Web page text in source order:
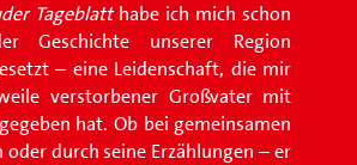
Tageblatthabe ich mich schon
Geschichte unserer Region
– eine Leidenschaft, die mir
verstorbener Großvater mit
hat. Ob bei gemeinsamen
oder durch seine Erzählungen – er